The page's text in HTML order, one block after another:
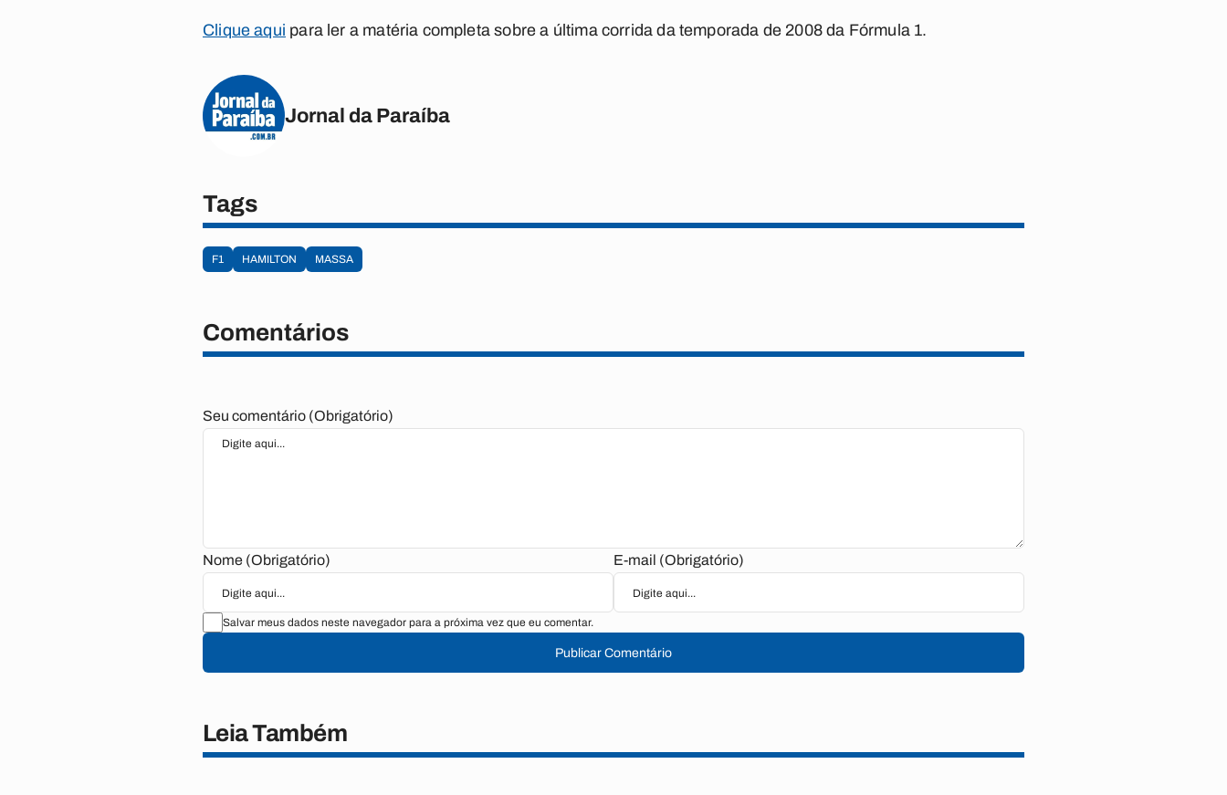
Clique aqui para ler a matéria completa sobre a última corrida da temporada de 2008 da Fórmula 1.
Jornal da Paraíba
Tags
F1 HAMILTON MASSA
Comentários
Seu comentário (Obrigatório)
Nome (Obrigatório) E-mail (Obrigatório)
Salvar meus dados neste navegador para a próxima vez que eu comentar.
Publicar Comentário
Leia Também